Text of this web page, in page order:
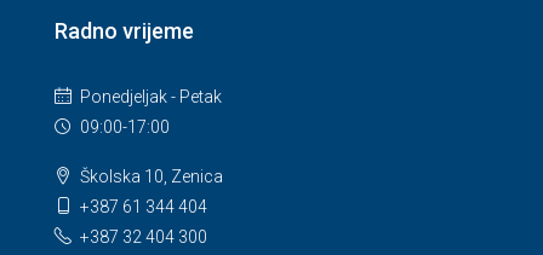
Radno vrijeme
Ponedjeljak - Petak
09:00-17:00
Školska 10, Zenica
+387 61 344 404
+387 32 404 300